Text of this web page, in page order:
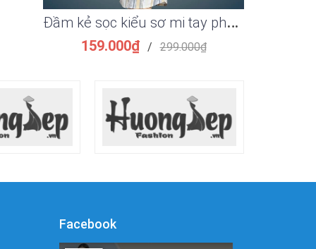
Đ
ầm kẻ sọc kiểu sơ mi tay phồng thắt eo đẹp
159.000₫ / 299.000₫
Facebook